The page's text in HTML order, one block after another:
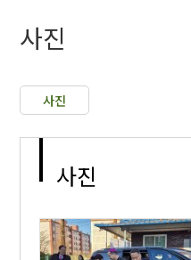
사진
사진
사진